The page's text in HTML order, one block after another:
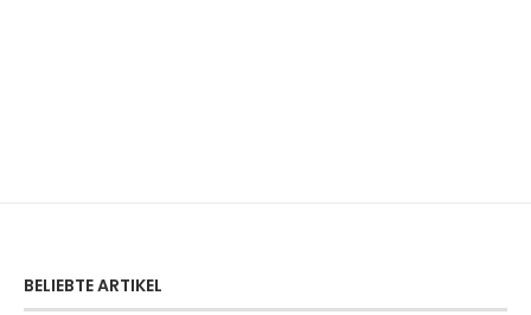
BELIEBTE ARTIKEL